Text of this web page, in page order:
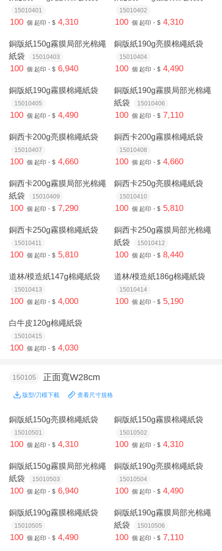
15010401
100 個 起印・$ 4,310
15010402
100 個 起印・$ 4,310
銅版紙150g霧膜局部光棉繩
紙袋
15010403
100 個 起印・$ 6,940
銅版紙190g亮膜棉繩紙袋
15010404
100 個 起印・$ 4,490
銅版紙190g霧膜棉繩紙袋
15010405
100 個 起印・$ 4,490
銅版紙190g霧膜局部光棉繩
紙袋
15010406
100 個 起印・$ 7,110
銅西卡200g亮膜棉繩紙袋
15010407
100 個 起印・$ 4,660
銅西卡200g霧膜棉繩紙袋
15010408
100 個 起印・$ 4,660
銅西卡200g霧膜局部光棉繩
紙袋
15010409
100 個 起印・$ 7,290
銅西卡250g亮膜棉繩紙袋
15010410
100 個 起印・$ 5,810
銅西卡250g霧膜棉繩紙袋
15010411
100 個 起印・$ 5,810
銅西卡250g霧膜局部光棉繩
紙袋
15010412
100 個 起印・$ 8,440
道林/模造紙147g棉繩紙袋
15010413
100 個 起印・$ 4,000
道林/模造紙186g棉繩紙袋
15010414
100 個 起印・$ 5,190
白牛皮120g棉繩紙袋
15010415
100 個 起印・$ 4,030
150105 正面寬W28cm
版型/刀模下載 查看尺寸規格
銅版紙150g亮膜棉繩紙袋
15010501
100 個 起印・$ 4,310
銅版紙150g霧膜棉繩紙袋
15010502
100 個 起印・$ 4,310
銅版紙150g霧膜局部光棉繩
紙袋
15010503
100 個 起印・$ 6,940
銅版紙190g亮膜棉繩紙袋
15010504
100 個 起印・$ 4,490
銅版紙190g霧膜棉繩紙袋
15010505
100 個 起印・$ 4,490
銅版紙190g霧膜局部光棉繩
紙袋
15010506
100 個 起印・$ 7,110